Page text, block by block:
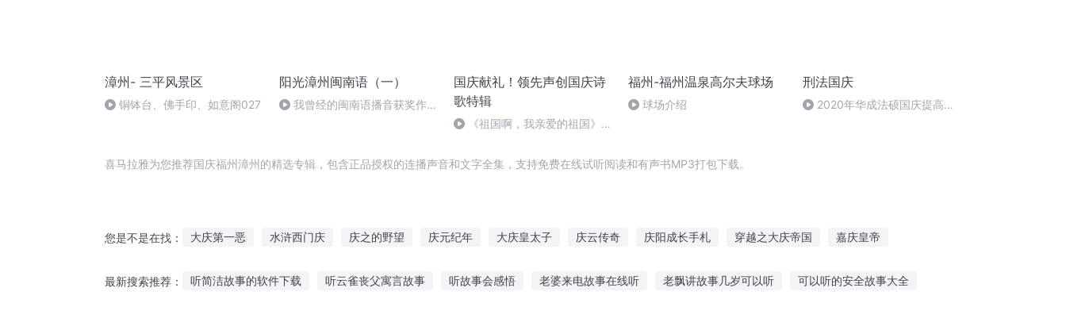
漳州- 三平风景区
铜钵台、佛手印、如意阁027
阳光漳州闽南语（一）
我曾经的闽南语播音获奖作品
国庆献礼！领先声创国庆诗
歌特辑
《祖国啊，我亲爱的祖国》温
福州-福州温泉高尔夫球场
球场介绍
刑法国庆
2020年华成法硕国庆提高班
喜马拉雅为您推荐国庆福州漳州的精选专辑，包含正品授权的连播声音和文字全集，支持免费在线试听阅读和有声书MP3打包下载。
您是不是在找： 大庆第一恶 水浒西门庆 庆之的野望 庆元纪年 大庆皇太子 庆云传奇 庆阳成长手札 穿越之大庆帝国 嘉庆皇帝
最新搜索推荐： 听简洁故事的软件下载 听云雀丧父寓言故事 听故事会感悟 老婆来电故事在线听 老飘讲故事几岁可以听 可以听的安全故事大全